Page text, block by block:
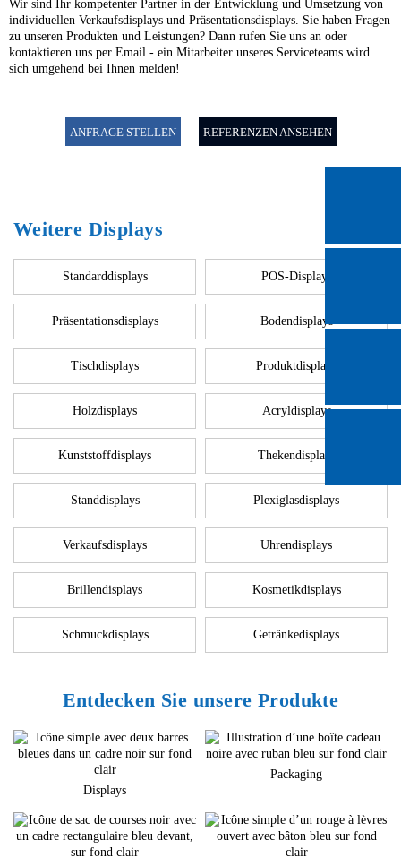
Wir sind Ihr kompetenter Partner in der Entwicklung und Umsetzung von
individuellen Verkaufsdisplays und Präsentationsdisplays. Sie haben Fragen
zu unseren Produkten und Leistungen? Dann rufen Sie uns an oder
kontaktieren uns per Email - ein Mitarbeiter unseres Serviceteams wird
sich umgehend bei Ihnen melden!
ANFRAGE STELLEN REFERENZEN ANSEHEN
Weitere Displays
Standarddisplays POS-Displays
Präsentationsdisplays Bodendisplays
Tischdisplays Produktdisplays
Holzdisplays Acryldisplays
Kunststoffdisplays Thekendisplays
Standdisplays Plexiglasdisplays
Verkaufsdisplays Uhrendisplays
Brillendisplays Kosmetikdisplays
Schmuckdisplays Getränkedisplays
Entdecken Sie unsere Produkte
Displays
Packaging